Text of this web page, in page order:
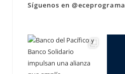
Síguenos en @eceprograma